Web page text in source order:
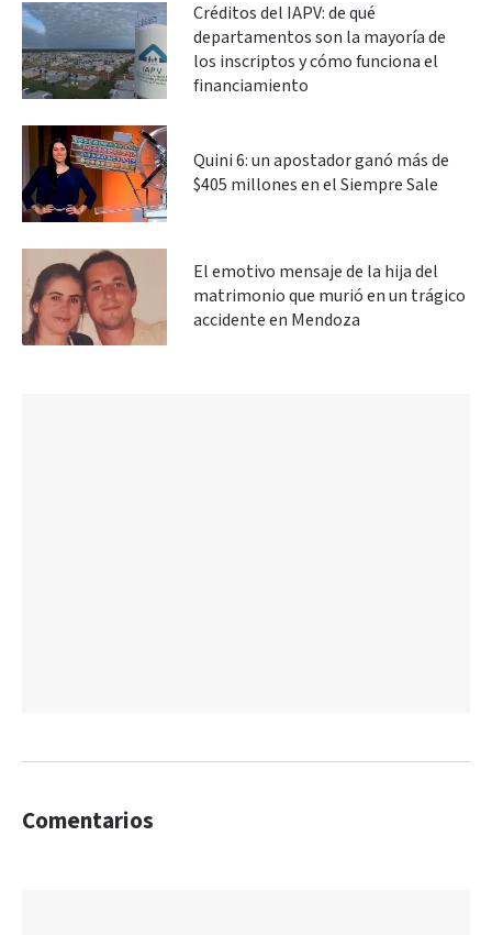
Créditos del IAPV: de qué
departamentos son la mayoría de
los inscriptos y cómo funciona el
financiamiento
Quini 6: un apostador ganó más de
$405 millones en el Siempre Sale
El emotivo mensaje de la hija del
matrimonio que murió en un trágico
accidente en Mendoza
Comentarios